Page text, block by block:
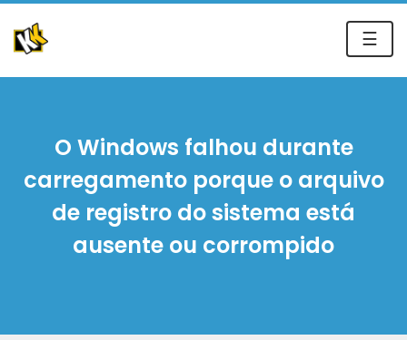
☰
O Windows falhou durante
carregamento porque o arquivo
de registro do sistema está
ausente ou corrompido